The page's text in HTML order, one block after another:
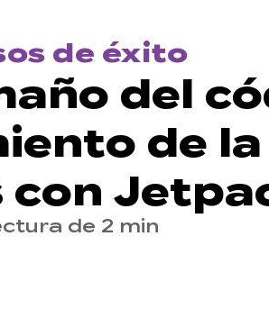
de éxito
del
de
de 2 min